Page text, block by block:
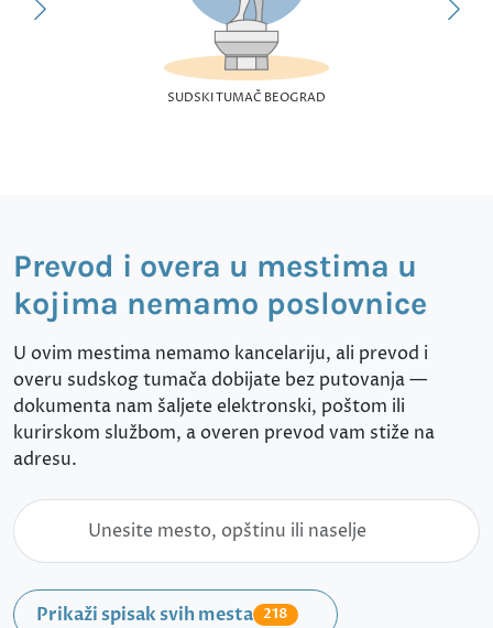
SUDSKI TUMAČ BEOGRAD
Prevod i overa u mestima u
kojima nemamo poslovnice
U ovim mestima nemamo kancelariju, ali prevod i
overu sudskog tumača dobijate bez putovanja —
dokumenta nam šaljete elektronski, poštom ili
kurirskom službom, a overen prevod vam stiže na
adresu.
Prikaži spisak svih mesta 218